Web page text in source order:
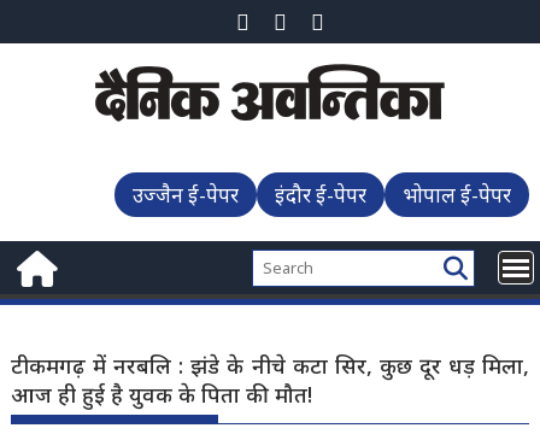
to
उज्जैन ई-पेपर इंदौर ई-पेपर भोपाल ई-पेपर
टीकमगढ़ में नरबलि : झंडे के नीचे कटा सिर, कुछ दूर धड़ मिला,
आज ही हुई है युवक के पिता की मौत!